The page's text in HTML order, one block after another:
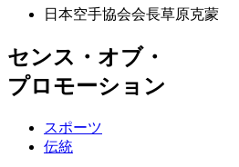
日本空手協会会長草原克蒙
センス・オブ・
プロモーション
スポーツ
伝統